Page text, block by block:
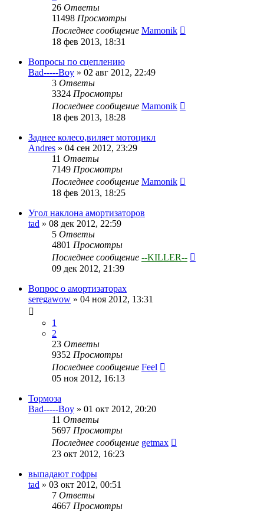
26 Ответы
11498 Просмотры
Последнее сообщение Mamonik
18 фев 2013, 18:31
Вопросы по сцеплению
Bad-----Boy » 02 авг 2012, 22:49
3 Ответы
3324 Просмотры
Последнее сообщение Mamonik
18 фев 2013, 18:28
Заднее колесо,виляет мотоцикл
Andres » 04 сен 2012, 23:29
11 Ответы
7149 Просмотры
Последнее сообщение Mamonik
18 фев 2013, 18:25
Угол наклона амортизаторов
tad » 08 дек 2012, 22:59
5 Ответы
4801 Просмотры
Последнее сообщение --KILLER--
09 дек 2012, 21:39
Вопрос о амортизаторах
seregawow » 04 ноя 2012, 13:31
1
2
23 Ответы
9352 Просмотры
Последнее сообщение Feel
05 ноя 2012, 16:13
Тормоза
Bad-----Boy » 01 окт 2012, 20:20
11 Ответы
5697 Просмотры
Последнее сообщение getmax
23 окт 2012, 16:23
выпадают гофры
tad » 03 окт 2012, 00:51
7 Ответы
4667 Просмотры